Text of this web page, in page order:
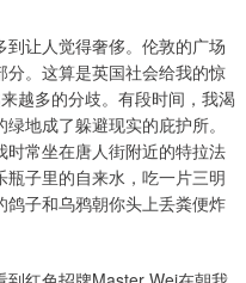
让人觉得奢侈。伦敦的广场
。这算是英国社会给我的惊
越多的分歧。有段时间，我渴
地成了躲避现实的庇护所。
常坐在唐人街附近的特拉法
子里的自来水，吃一片三明
子和乌鸦朝你头上丢粪便炸